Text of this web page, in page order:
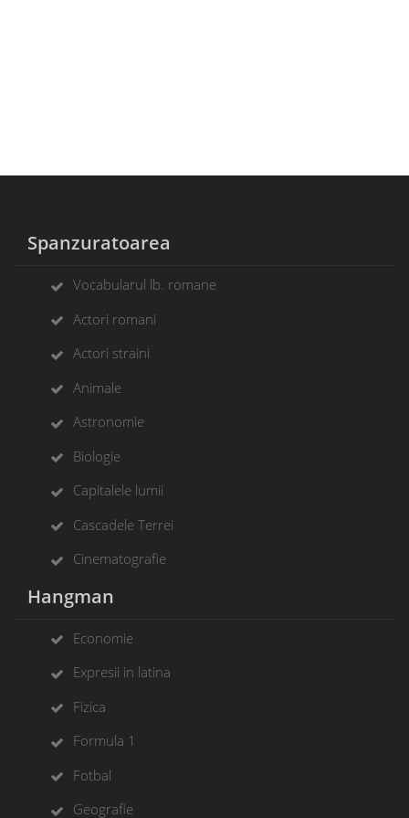
Spanzuratoarea
Vocabularul lb. romane
Actori romani
Actori straini
Animale
Astronomie
Biologie
Capitalele lumii
Cascadele Terrei
Cinematografie
Hangman
Economie
Expresii in latina
Fizica
Formula 1
Fotbal
Geografie